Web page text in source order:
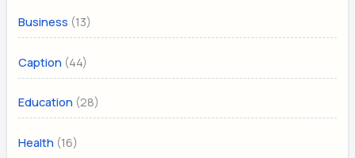
Business (13)
Caption (44)
Education (28)
Health (16)